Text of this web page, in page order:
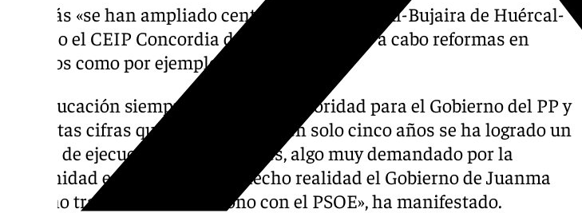
Además «se han ampliado centros como el IES Al-Bujaira de Huércal-
Overa o el CEIP Concordia de Níjar y llevando a cabo reformas en
colegios como por ejemplo el de Felix».
«La educación siempre ha sido una prioridad para el Gobierno del PP y
con estas cifras queda patente que en solo cinco años se ha logrado un
récord de ejecución en inversiones, algo muy demandado por la
comunidad educativa que ha hecho realidad el Gobierno de Juanma
Moreno tras años de abandono con el PSOE», ha manifestado.